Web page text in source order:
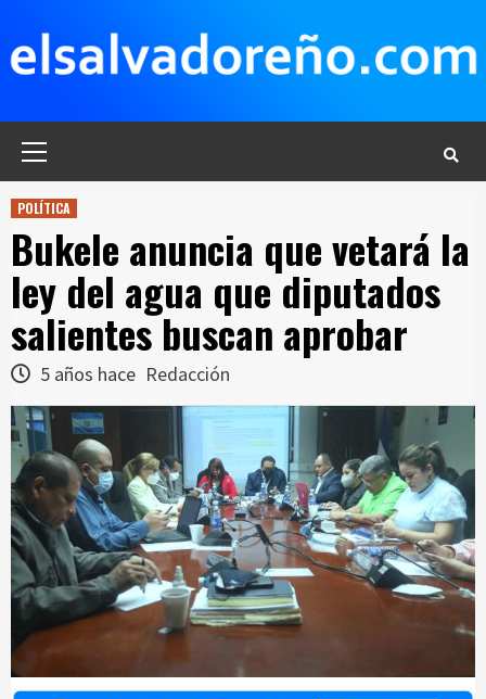
contenido
POLÍTICA
Bukele anuncia que vetará la
ley del agua que diputados
salientes buscan aprobar
5 años hace Redacción